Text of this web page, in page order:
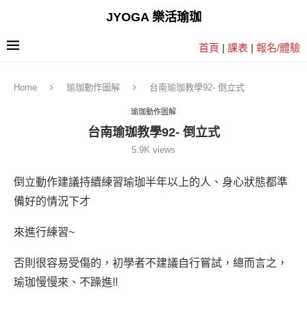
JYOGA 樂活瑜珈
首頁 | 課表 | 報名/體驗
Home 瑜珈動作圖解 台南瑜珈教學92- 倒立式
瑜珈動作圖解
台南瑜珈教學92- 倒立式
5.9K views
倒立動作建議持續練習瑜珈半年以上的人、身心狀態都準
備好的情況下才
來進行練習~
否則很容易受傷的，初學者不建議自行嘗試，總而言之，
瑜珈慢慢來、不躁進!!